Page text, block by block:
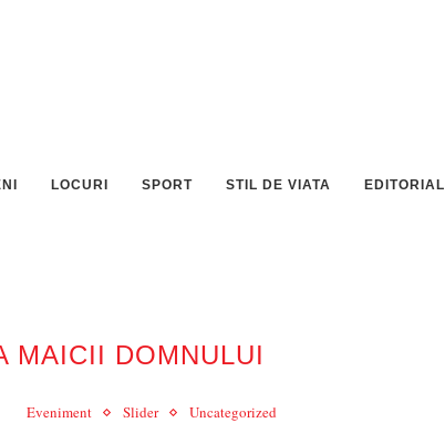
LOCURI SPORT STIL DE VIATA EDITORIAL
MAICII DOMNULUI
Eveniment Slider Uncategorized